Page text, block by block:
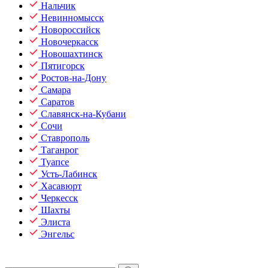
Нальчик
Невинномысск
Новороссийск
Новочеркасск
Новошахтинск
Пятигорск
Ростов-на-Дону
Самара
Саратов
Славянск-на-Кубани
Сочи
Ставрополь
Таганрог
Туапсе
Усть-Лабинск
Хасавюрт
Черкесск
Шахты
Элиста
Энгельс